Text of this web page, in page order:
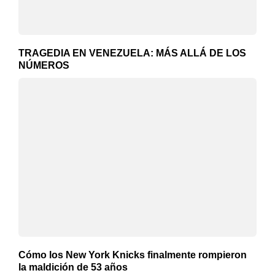
TRAGEDIA EN VENEZUELA: MÁS ALLÁ DE LOS
NÚMEROS
Cómo los New York Knicks finalmente rompieron
la maldición de 53 años